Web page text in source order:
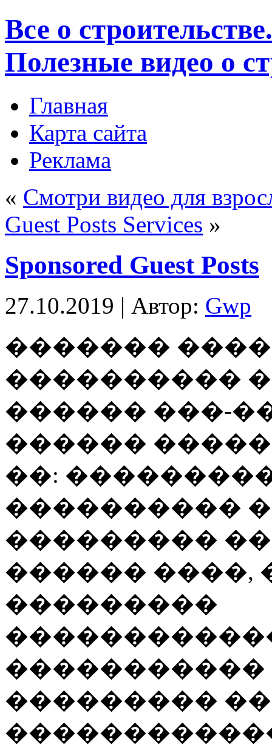
Все о
Полезные видео о
Главная
Карта сайта
Реклама
« Смотри видео для
Guest Posts Services »
Sponsored Guest Posts
27.10.2019 | Автор: Gwp
�������
����������
������ ���-
������
��:
����������
���������
������ ����,
���������
�����������
���������